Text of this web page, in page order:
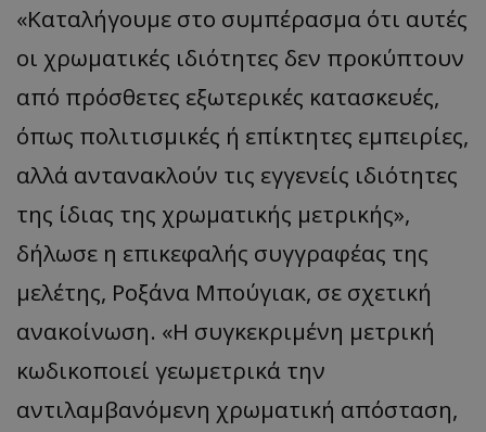
«Καταλήγουμε στο συμπέρασμα ότι αυτές
οι χρωματικές ιδιότητες δεν προκύπτουν
από πρόσθετες εξωτερικές κατασκευές,
όπως πολιτισμικές ή επίκτητες εμπειρίες,
αλλά αντανακλούν τις εγγενείς ιδιότητες
της ίδιας της χρωματικής μετρικής»,
δήλωσε η επικεφαλής συγγραφέας της
μελέτης, Ροξάνα Μπούγιακ, σε σχετική
ανακοίνωση. «Η συγκεκριμένη μετρική
κωδικοποιεί γεωμετρικά την
αντιλαμβανόμενη χρωματική απόσταση,